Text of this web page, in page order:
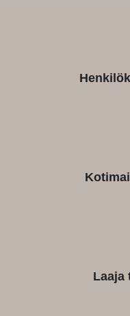
Laaja